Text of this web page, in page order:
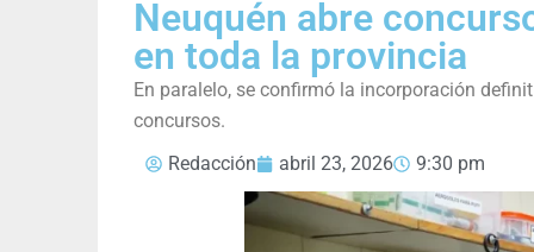
Neuquén abre
en toda la provincia
En paralelo, se confirmó la incorporación
concursos.
Redacción
abril 23, 2026 9:30 pm